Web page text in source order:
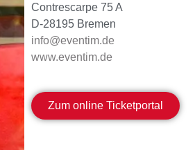
Contrescarpe 75 A
D-28195 Bremen
info@eventim.de
www.eventim.de
Zum online Ticketportal